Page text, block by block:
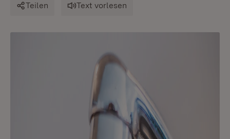
Teilen Text vorlesen